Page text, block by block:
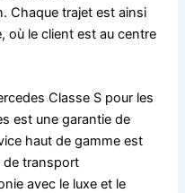
Chaque trajet est ainsi
où le client est au centre
Classe S pour les
est une garantie de
haut de gamme est
de transport
avec le luxe et le